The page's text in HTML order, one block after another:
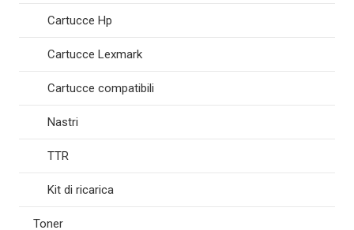
Cartucce Hp
Cartucce Lexmark
Cartucce compatibili
Nastri
TTR
Kit di ricarica
Toner